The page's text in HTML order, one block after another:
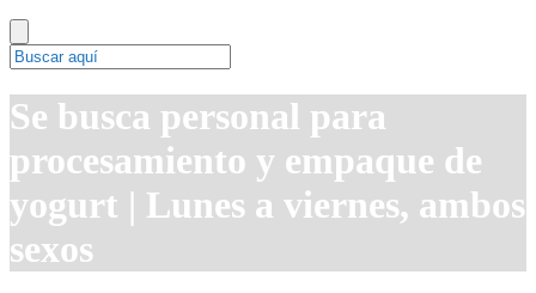
Se busca personal para
procesamiento y empaque de
yogurt | Lunes a viernes, ambos
sexos